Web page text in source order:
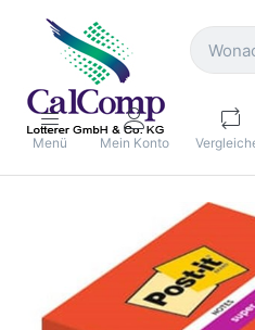
Menü Mein Konto